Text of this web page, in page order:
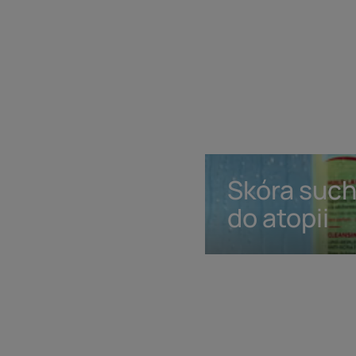
sucha,
skłonna
Skóra
do atopii